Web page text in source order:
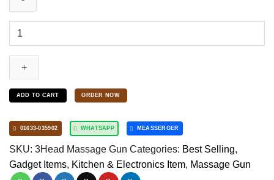
Body
Massage
quantity
ADD TO CART ORDER NOW
01633-035902 WHATSAPP MEASSERGER
SKU: 3Head Massage Gun Categories: Best Selling,
Gadget Items, Kitchen & Electronics Item, Massage Gun